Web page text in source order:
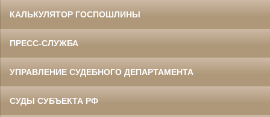
КАЛЬКУЛЯТОР ГОСПОШЛИНЫ
ПРЕСС-СЛУЖБА
УПРАВЛЕНИЕ СУДЕБНОГО ДЕПАРТАМЕНТА
СУДЫ СУБЪЕКТА РФ